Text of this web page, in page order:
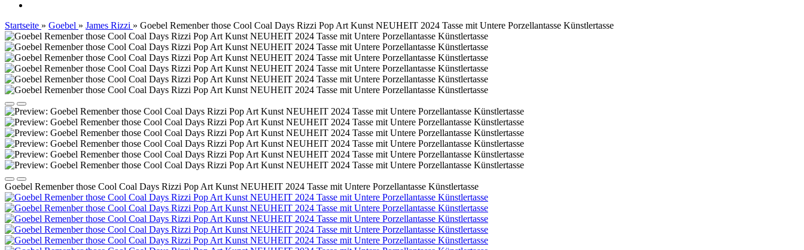
Startseite » Goebel » James Rizzi » Goebel Remenber those Cool Coal Days Rizzi Pop Art Kunst NEUHEIT 2024 Tasse mit Untere Porzellantasse Künstlertasse
Goebel Remenber those Cool Coal Days Rizzi Pop Art Kunst NEUHEIT 2024 Tasse mit Untere Porzellantasse Künstlertasse